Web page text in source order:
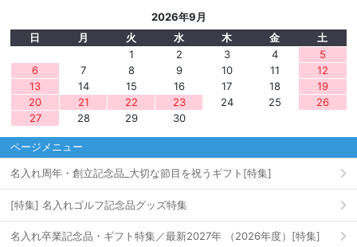
2026年9月
日
月 火 水 木 金
土
1
2 3 4
5
6
7 8 9 10 11
12
13
14 15 16 17 18
19
20
21 22 23 24 25
26
27
28 29 30
ページメニュー
名入れ周年・創立記念品_大切な節目を祝うギフト[特集]
[特集] 名入れゴルフ記念品グッズ特集
名入れ卒業記念品・ギフト特集／最新2027年 （2026年度）[特集]